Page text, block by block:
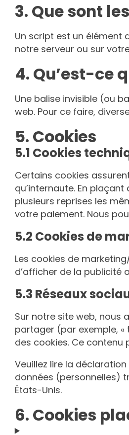
3. Que sont
Un script est un élément
notre serveur ou sur
4. Qu’est-ce
Une balise invisible (ou
web. Pour ce faire,
5. Cookies
5.1 Cookies
Certains cookies
qu’internaute. En
plusieurs reprises les
votre paiement. Nous
5.2 Cookies de
Les cookies de
d’afficher de la publicité
5.3 Réseaux
Sur notre site web, nous
partager (par exemple, «
des cookies. Ce
Veuillez lire la
données (personnelles)
États-Unis.
6. Cookies